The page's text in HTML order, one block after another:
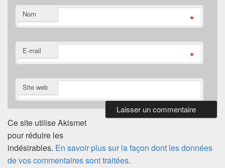
Nom *
E-mail *
Site web
Ce site utilise Akismet
pour réduire les
indésirables. En savoir plus sur la façon dont les données
de vos commentaires sont traitées.